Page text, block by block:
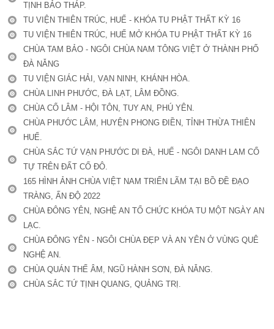
TỊNH BẢO THÁP.
TU VIỆN THIÊN TRÚC, HUẾ - KHÓA TU PHẬT THẤT KỲ 16
TU VIỆN THIÊN TRÚC, HUẾ MỞ KHÓA TU PHẬT THẤT KỲ 16
CHÙA TAM BẢO - NGÔI CHÙA NAM TÔNG VIỆT Ở THÀNH PHỐ
ĐÀ NẴNG
TU VIỆN GIÁC HẢI, VẠN NINH, KHÁNH HÒA.
CHÙA LINH PHƯỚC, ĐÀ LẠT, LÂM ĐỒNG.
CHÙA CỔ LÂM - HỘI TÔN, TUY AN, PHÚ YÊN.
CHÙA PHƯỚC LÂM, HUYỆN PHONG ĐIỀN, TỈNH THỪA THIÊN
HUẾ.
CHÙA SẮC TỨ VẠN PHƯỚC DI ĐÀ, HUẾ - NGÔI DANH LAM CỔ
TỰ TRÊN ĐẤT CỐ ĐÔ.
165 HÌNH ẢNH CHÙA VIỆT NAM TRIỂN LÃM TẠI BỒ ĐỀ ĐẠO
TRÀNG, ẤN ĐỘ 2022
CHÙA ĐÔNG YÊN, NGHỆ AN TỔ CHỨC KHÓA TU MỘT NGÀY AN
LẠC.
CHÙA ĐÔNG YÊN - NGÔI CHÙA ĐẸP VÀ AN YÊN Ở VÙNG QUÊ
NGHỆ AN.
CHÙA QUÁN THẾ ÂM, NGŨ HÀNH SƠN, ĐÀ NẴNG.
CHÙA SẮC TỨ TỊNH QUANG, QUẢNG TRỊ.